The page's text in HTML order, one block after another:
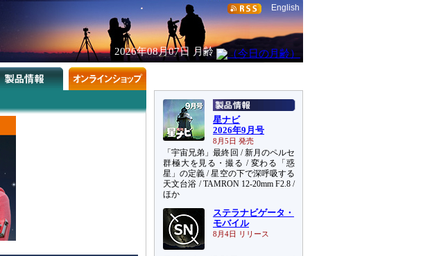
English
2026年08月07日 月齢
星ナビ
2026年9月号
8月5日 発売
「宇宙兄弟」最終回 / 新月のペルセ
群極大を見る・撮る / 変わる「惑
星」の定義 / 星空の下で深呼吸する
天文台浴 / TAMRON 12-20mm F2.8 /
ほか
ステラナビゲータ・
モバイル
8月4日 リリース